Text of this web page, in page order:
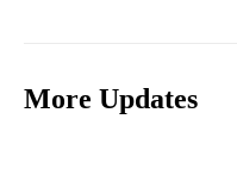
More Updates